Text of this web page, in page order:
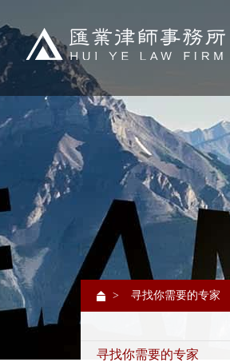
> 寻找你需要的专家
寻找你需要的专家